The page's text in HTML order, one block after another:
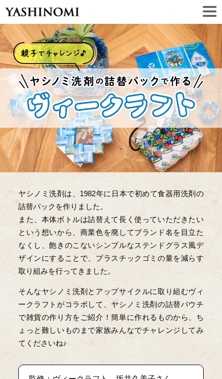
ヤシノミ洗剤は、1982年に日本で初めて食器用洗剤の
詰替パックを作りました。
また、本体ボトルは詰替えて長く使っていただきたい
という想いから、商業色を廃してブランド名を目立た
なくし、飽きのこないシンプルなステンドグラス風デ
ザインにすることで、プラスチックゴミの量を減らす
取り組みを行ってきました。
そんなヤシノミ洗剤とアップサイクルに取り組むヴィ
ークラフトがコラボして、ヤシノミ洗剤の詰替パウチ
で雑貨の作り方をご紹介！簡単に作れるものから、ち
ょっと難しいものまで家族みんなでチャレンジしてみ
てくださいね♪